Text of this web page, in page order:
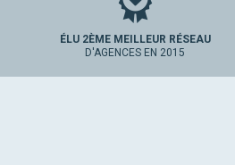
ÉLU 2ÈME MEILLEUR RÉSEAU
D'AGENCES EN 2015